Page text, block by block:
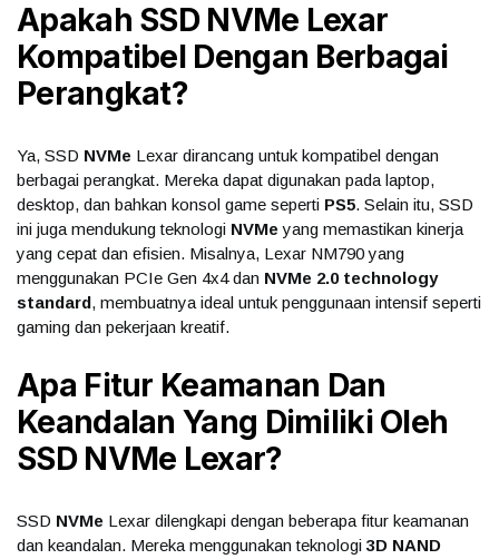
Apakah SSD NVMe Lexar
Kompatibel Dengan Berbagai
Perangkat?
Ya, SSD NVMe Lexar dirancang untuk kompatibel dengan
berbagai perangkat. Mereka dapat digunakan pada laptop,
desktop, dan bahkan konsol game seperti PS5. Selain itu, SSD
ini juga mendukung teknologi NVMe yang memastikan kinerja
yang cepat dan efisien. Misalnya, Lexar NM790 yang
menggunakan PCIe Gen 4x4 dan NVMe 2.0 technology
standard, membuatnya ideal untuk penggunaan intensif seperti
gaming dan pekerjaan kreatif.
Apa Fitur Keamanan Dan
Keandalan Yang Dimiliki Oleh
SSD NVMe Lexar?
SSD NVMe Lexar dilengkapi dengan beberapa fitur keamanan
dan keandalan. Mereka menggunakan teknologi 3D NAND